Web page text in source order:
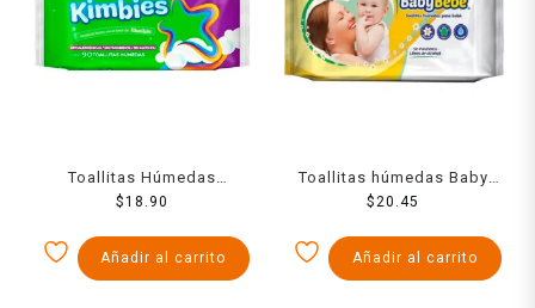
Toallitas Húmedas
KleenBebé Kimbies 90
$18.90
Añadir al carrito
Toallitas húmedas Baby
Bebé 90 pzas
$20.45
Añadir al carrito